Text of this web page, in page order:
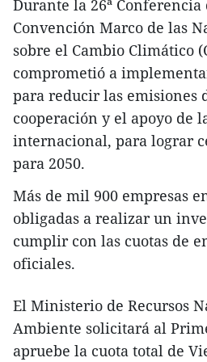
Durante la 26ª Conferencia
Convención Marco de las
sobre el Cambio Climático
comprometió a
para reducir las emisiones
cooperación y el apoyo de
internacional, para lograr
para 2050.
Más de mil 900 empresas
obligadas a realizar un
cumplir con las cuotas de
oficiales.
El Ministerio de Recursos
Ambiente solicitará al
apruebe la cuota total de